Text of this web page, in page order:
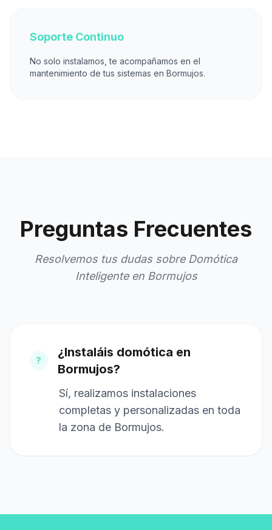
Soporte Continuo
No solo instalamos, te acompañamos en el
mantenimiento de tus sistemas en Bormujos.
Preguntas Frecuentes
Resolvemos tus dudas sobre Domótica
Inteligente en Bormujos
?
¿Instaláis domótica en
Bormujos?
Sí, realizamos instalaciones
completas y personalizadas en toda
la zona de Bormujos.